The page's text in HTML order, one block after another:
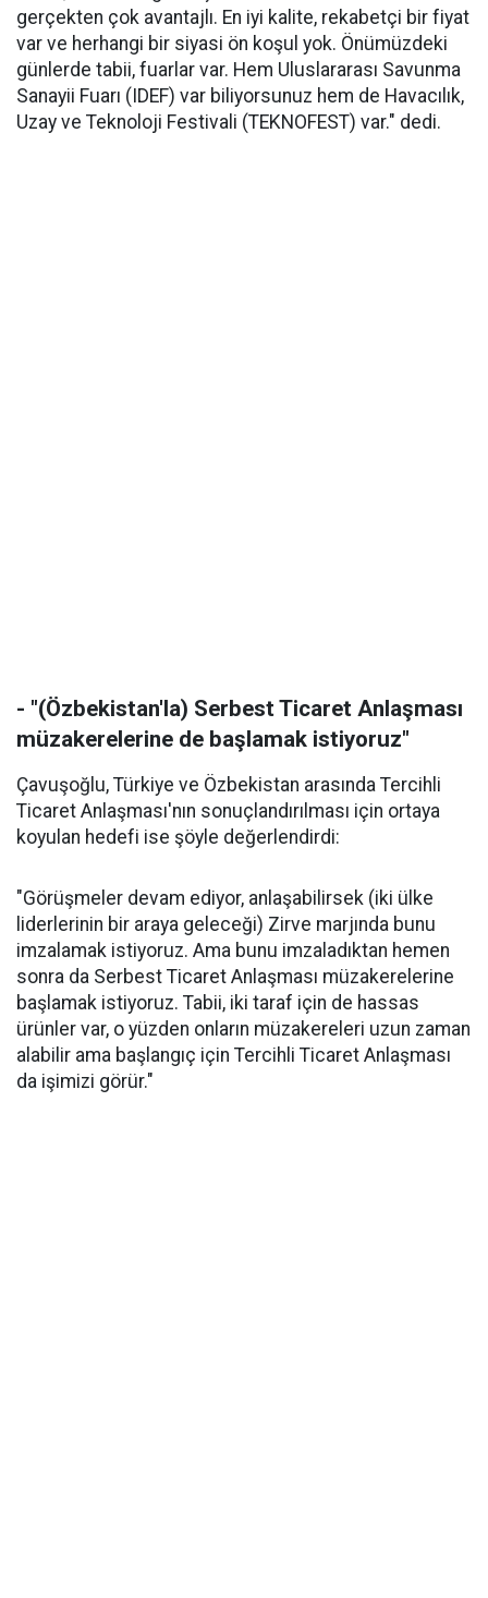
gerçekten çok avantajlı. En iyi kalite, rekabetçi bir fiyat
var ve herhangi bir siyasi ön koşul yok. Önümüzdeki
günlerde tabii, fuarlar var. Hem Uluslararası Savunma
Sanayii Fuarı (IDEF) var biliyorsunuz hem de Havacılık,
Uzay ve Teknoloji Festivali (TEKNOFEST) var." dedi.
- "(Özbekistan'la) Serbest Ticaret Anlaşması
müzakerelerine de başlamak istiyoruz"
Çavuşoğlu, Türkiye ve Özbekistan arasında Tercihli
Ticaret Anlaşması'nın sonuçlandırılması için ortaya
koyulan hedefi ise şöyle değerlendirdi:
"Görüşmeler devam ediyor, anlaşabilirsek (iki ülke
liderlerinin bir araya geleceği) Zirve marjında bunu
imzalamak istiyoruz. Ama bunu imzaladıktan hemen
sonra da Serbest Ticaret Anlaşması müzakerelerine
başlamak istiyoruz. Tabii, iki taraf için de hassas
ürünler var, o yüzden onların müzakereleri uzun zaman
alabilir ama başlangıç için Tercihli Ticaret Anlaşması
da işimizi görür."